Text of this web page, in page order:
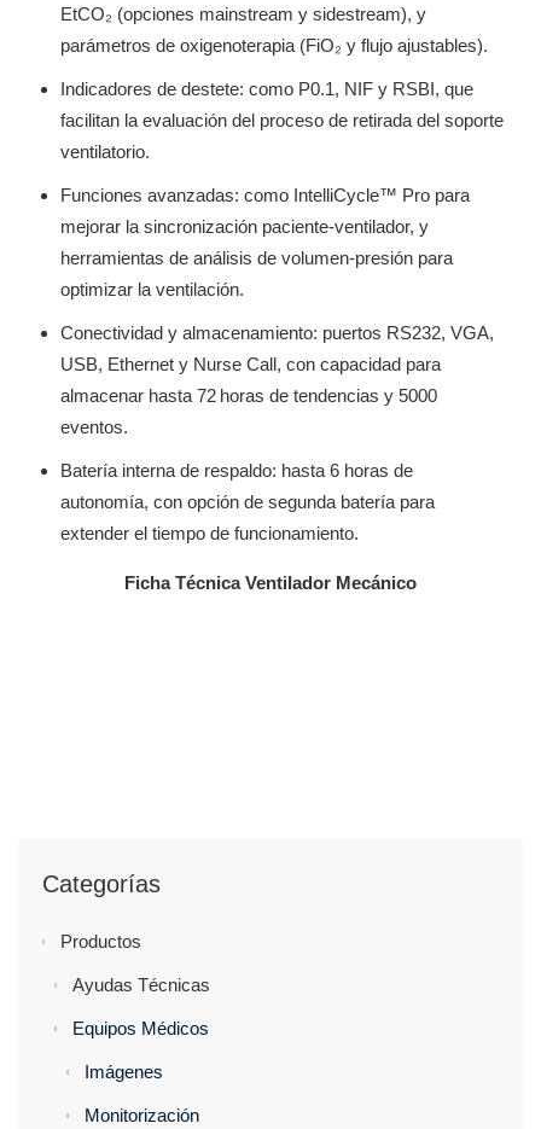
Categorías
Productos
Ayudas Técnicas
Equipos Médicos
Imágenes
Monitorización
EtCO₂ (opciones mainstream y sidestream), y
parámetros de oxigenoterapia (FiO₂ y flujo ajustables).
Indicadores de destete: como P0.1, NIF y RSBI, que
facilitan la evaluación del proceso de retirada del soporte
ventilatorio.
Funciones avanzadas: como IntelliCycle™ Pro para
mejorar la sincronización paciente-ventilador, y
herramientas de análisis de volumen-presión para
optimizar la ventilación.
Conectividad y almacenamiento: puertos RS232, VGA,
USB, Ethernet y Nurse Call, con capacidad para
almacenar hasta 72 horas de tendencias y 5000
eventos.
Batería interna de respaldo: hasta 6 horas de
autonomía, con opción de segunda batería para
extender el tiempo de funcionamiento.
Ficha Técnica Ventilador Mecánico